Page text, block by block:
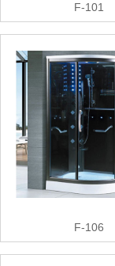
F-101
F-106